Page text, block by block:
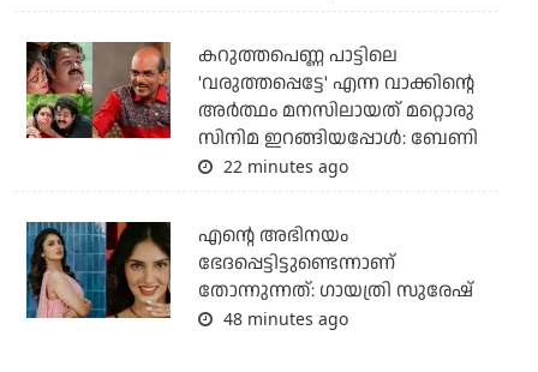
കറുത്തപെണ്ണ പാട്ടിലെ
'വരുത്തപ്പെട്ടേ' എന്ന വാക്കിന്റെ
അർത്ഥം മനസിലായത് മറ്റൊരു
സിനിമ ഇറങ്ങിയപ്പോൾ: ബേണി
22 minutes ago
എന്റെ അഭിനയം
ഭേദപ്പെട്ടിട്ടുണ്ടെന്നാണ്
തോന്നുന്നത്: ഗായത്രി സുരേഷ്
48 minutes ago